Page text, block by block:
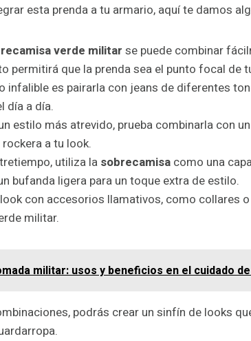
esta prenda a tu armario, aquí te damos
verde militarse puede combinar
permitirá que la prenda sea el punto focal de
infalible es pairarla con jeans de diferentes
día a día.
estilo más atrevido, prueba combinarla con
a tu look.
utiliza la sobrecamisa como una
bufanda ligera para un toque extra de estilo.
con accesorios llamativos, como collares
militar.
militar: usos y beneficios en el cuidado
podrás crear un sinfín de looks